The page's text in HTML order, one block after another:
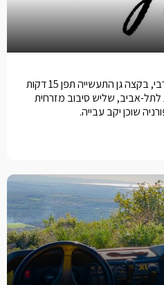
במרומי רכס בגליל המערבי המערבי, בקצה גן התעשייה תפן 15 דקות
לתל-אביב, שליש סיבוב מזרחית
שוכן יקב עבייה.